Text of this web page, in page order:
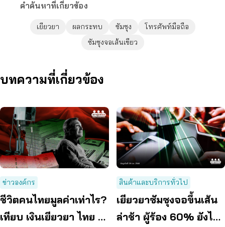
คำค้นหาที่เกี่ยวข้อง
เยียวยา ผลกระทบ ซัมซุง
โทรศัพท์มือถือ
ซัมซุงจอเส้นเขียว
บทความที่เกี่ยวข้อง
ข่าวองค์กร
ชีวิตคนไทยมูลค่าเท่าไร?
เทียบ เงินเยียวยา ไทย –
สินค้าและบริการทั่วไป
เยียวยาซัมซุงจอขึ้นเส้น
ล่าช้า ผู้ร้อง 60% ยังไม่